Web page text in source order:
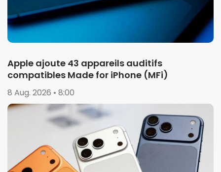
Apple ajoute 43 appareils auditifs
compatibles Made for iPhone (MFi)
8 Aug. 2026 • 8:00